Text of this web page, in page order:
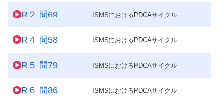
R２ 問69 ISMSにおけるPDCAサイクル
R４ 問58 ISMSにおけるPDCAサイクル
R５ 問79 ISMSにおけるPDCAサイクル
R６ 問86 ISMSにおけるPDCAサイクル